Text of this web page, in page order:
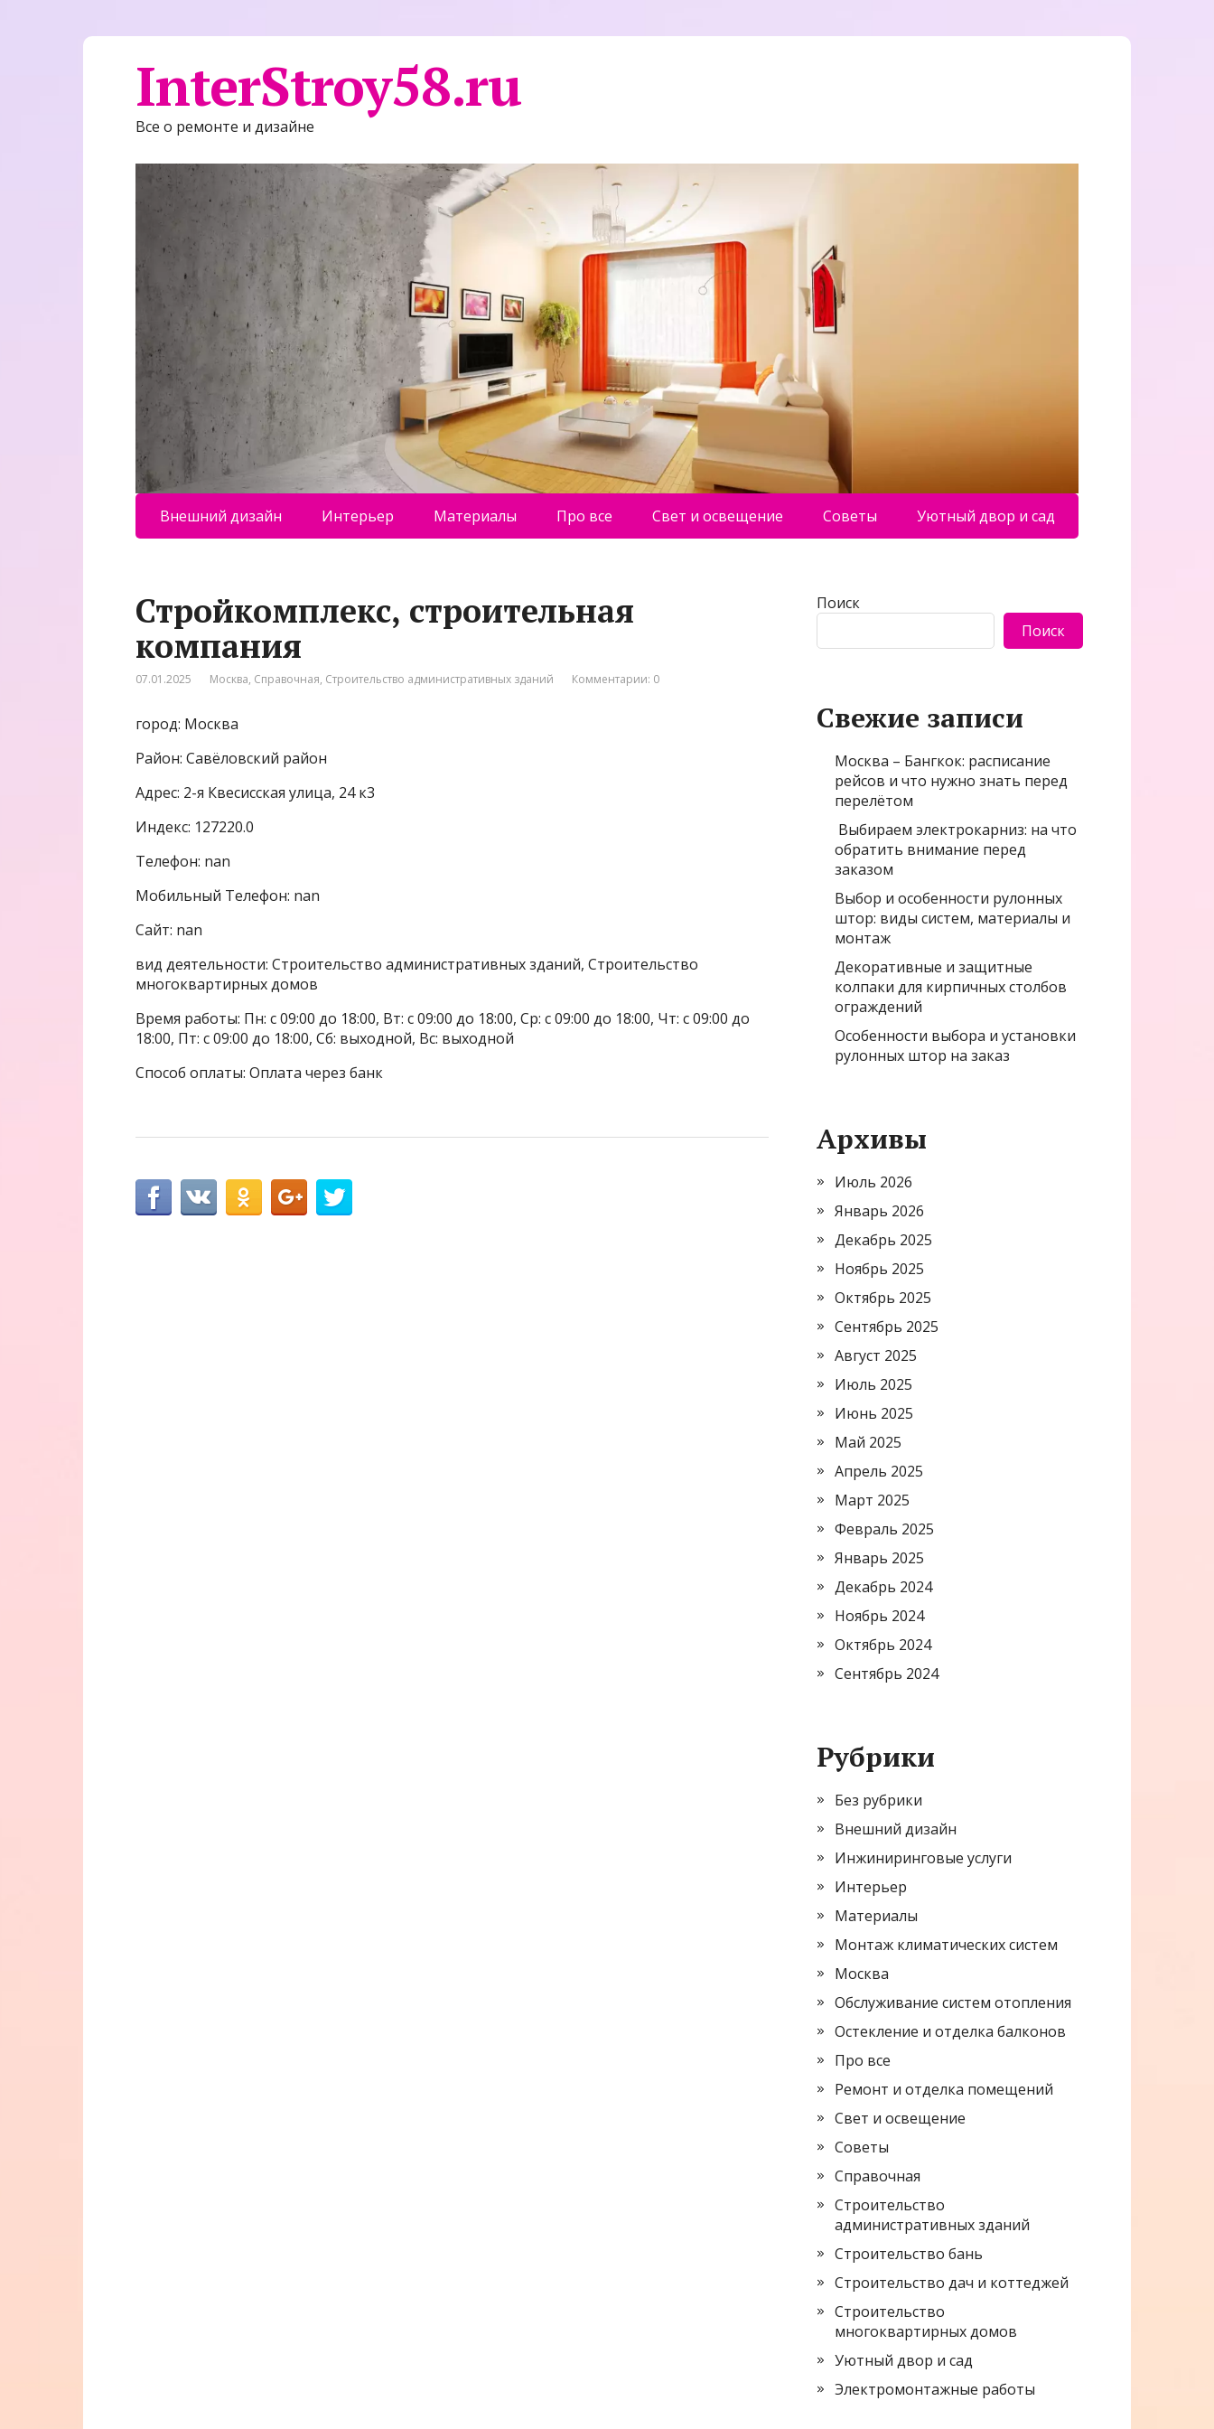
InterStroy58.ru
Все о ремонте и дизайне
Внешний дизайн Интерьер Материалы Про все Свет и освещение Советы Уютный двор и сад
Стройкомплекс, строительная
компания
07.01.2025 Москва, Справочная, Строительство административных зданий Комментарии: 0
город: Москва
Район: Савёловский район
Адрес: 2-я Квесисская улица, 24 к3
Индекс: 127220.0
Телефон: nan
Мобильный Телефон: nan
Сайт: nan
вид деятельности: Строительство административных зданий, Строительство
многоквартирных домов
Время работы: Пн: с 09:00 до 18:00, Вт: с 09:00 до 18:00, Ср: с 09:00 до 18:00, Чт: с 09:00 до
18:00, Пт: с 09:00 до 18:00, Сб: выходной, Вс: выходной
Способ оплаты: Оплата через банк
Поиск
Поиск
Свежие записи
Москва – Бангкок: расписание
рейсов и что нужно знать перед
перелётом
Выбираем электрокарниз: на что
обратить внимание перед
заказом
Выбор и особенности рулонных
штор: виды систем, материалы и
монтаж
Декоративные и защитные
колпаки для кирпичных столбов
ограждений
Особенности выбора и установки
рулонных штор на заказ
Архивы
Июль 2026
Январь 2026
Декабрь 2025
Ноябрь 2025
Октябрь 2025
Сентябрь 2025
Август 2025
Июль 2025
Июнь 2025
Май 2025
Апрель 2025
Март 2025
Февраль 2025
Январь 2025
Декабрь 2024
Ноябрь 2024
Октябрь 2024
Сентябрь 2024
Рубрики
Без рубрики
Внешний дизайн
Инжиниринговые услуги
Интерьер
Материалы
Монтаж климатических систем
Москва
Обслуживание систем отопления
Остекление и отделка балконов
Про все
Ремонт и отделка помещений
Свет и освещение
Советы
Справочная
Строительство
административных зданий
Строительство бань
Строительство дач и коттеджей
Строительство
многоквартирных домов
Уютный двор и сад
Электромонтажные работы